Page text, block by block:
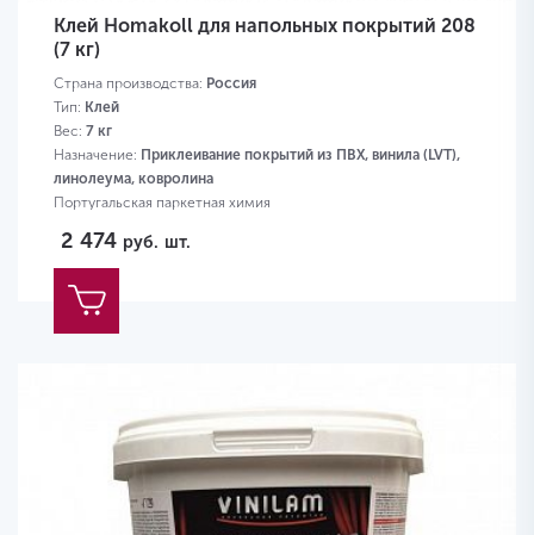
Клей Homakoll для напольных покрытий 208
(7 кг)
Страна производства: Россия
Тип: Клей
Вес: 7 кг
Назначение: Приклеивание покрытий из ПВХ, винила (LVT),
линолеума, ковролина
Португальская паркетная химия
2 474 руб. шт.